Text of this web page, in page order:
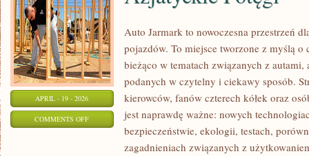
APRIL - 19 - 2026
COMMENTS OFFON
AZJATYCKIE
Auto Jarmark to nowoczesna przestrzeń
pojazdów. To miejsce tworzone z myślą
bieżąco w tematach związanych z autami,
podanych w czytelny i ciekawy sposób.
kierowców, fanów czterech kółek oraz
jest naprawdę ważne: nowych
bezpieczeństwie, ekologii, testach,
zagadnieniach związanych z